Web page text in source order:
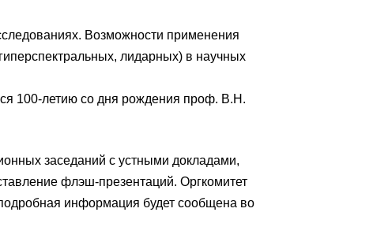
Возможности применения
лидарных) в научных
100-летию со дня рождения проф. В.Н.
заседаний с устными докладами,
флэш-презентаций. Оргкомитет
информация будет сообщена во